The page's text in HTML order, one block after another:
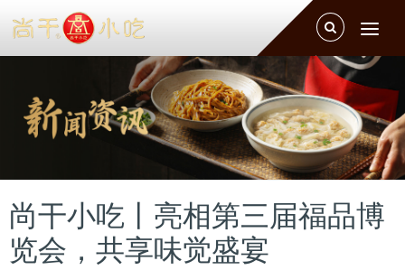
Toggle
Search
尚干小吃丨亮相第三届福品博
览会，共享味觉盛宴